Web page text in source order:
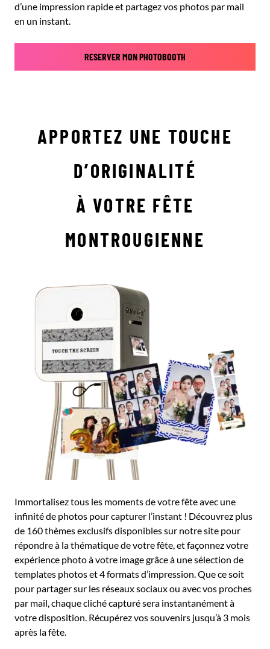
d’une impression rapide et partagez vos photos par mail
en un instant.
RESERVER MON PHOTOBOOTH
APPORTEZ UNE TOUCHE
D’ORIGINALITÉ
À VOTRE FÊTE
MONTROUGIENNE
Immortalisez tous les moments de votre fête avec une
infinité de photos pour capturer l’instant ! Découvrez plus
de 160 thèmes exclusifs disponibles sur notre site pour
répondre à la thématique de votre fête, et façonnez votre
expérience photo à votre image grâce à une sélection de
templates photos et 4 formats d’impression. Que ce soit
pour partager sur les réseaux sociaux ou avec vos proches
par mail, chaque cliché capturé sera instantanément à
votre disposition. Récupérez vos souvenirs jusqu’à 3 mois
après la fête.